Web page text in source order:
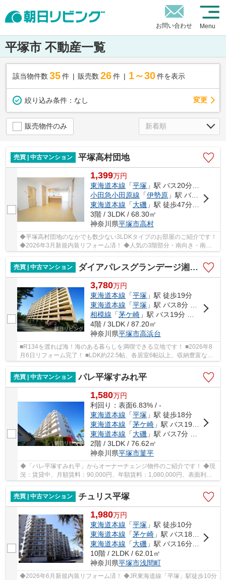
お問い合わせ Menu
平塚市 不動産一覧
該当物件数 35件 販売数 26 件 1～30 件を表示
絞り込み条件： なし 変更
販売物件のみ
売買 | 中古マンション 平塚高村団地
1,399万円
東海道本線 「平塚 」駅 バス20分 「高村団地」 停歩2分
小田急小田原線 「伊勢原」駅 バス37分 「高村団地」 停歩2分
東海道本線 「大磯」駅 徒歩47分車14分 5.8km
3階 / 3LDK / 68.30㎡
神奈川県平塚市高村
◆平塚高村団地のなかでも数少ない3LDKタイプのお部屋のご紹介です！
◆2026年3月新規内装リフォーム済！ ◆人気の3階部分・南向き・南北
売買 | 中古マンション
ダイアパレスグランデージ湘南平塚
3,780万円
東海道本線 「平塚 」駅 徒歩19分
東海道本線 「平塚 」駅 バス8分 「高浜台」 停歩2分
相模線 「茅ケ崎」駅 バス19分 「平塚駅北口」 停歩20分車17分 5.3km
4階 / 3LDK / 87.20㎡
神奈川県平塚市高浜台
■R134を渡れば海！海のある暮らしを満喫できる立地です！ ■2026年8
月6日リフォーム完了！ ■LDK約22.5帖、各居室6帖以上、収納豊富な
売買 | 中古マンション
パレ平塚すみれ平
1,580万円
利回り：表面6.83% / -
東海道本線 「平塚 」駅 徒歩18分
東海道本線 「茅ケ崎 」駅 バス19分 「平塚駅北口」 停歩20分
東海道本線 「大磯 」駅 バス7分 「すみれ平局前」 停歩3分
2階 / 3LDK / 76.62㎡
神奈川県平塚市菫平
◆「パレ平塚すみれ平」からオーナーチェンジ物件のご紹介です！ ◆現
況：賃貸中、月額賃料：90,000円、年額賃料：1,080,000円、表面利回
り：6.83％ ◆出入りのしやすい2階部分、南向き、...
売買 | 中古マンション
チュリス平塚
1,980万円
東海道本線 「平塚 」駅 徒歩10分
東海道本線 「茅ケ崎」駅 バス18分 「四ツ角（平塚市）」 停歩10分
東海道本線 「大磯」駅 バス16分 「銀座通り（平塚市）」 停歩8分
10階 / 2LDK / 62.01㎡
神奈川県平塚市浅間町
◆2026年6月新規内装リフォーム済！ ◆JR東海道線「平塚」駅徒歩10分